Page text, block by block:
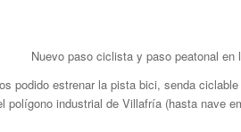
Nuevo paso ciclista y paso peatonal
podido estrenar la pista bici, senda
polígono industrial de Villafría (hasta nave